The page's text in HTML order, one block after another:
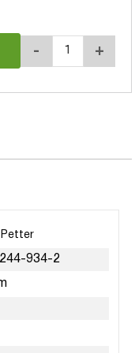
- +
Petter
934-2